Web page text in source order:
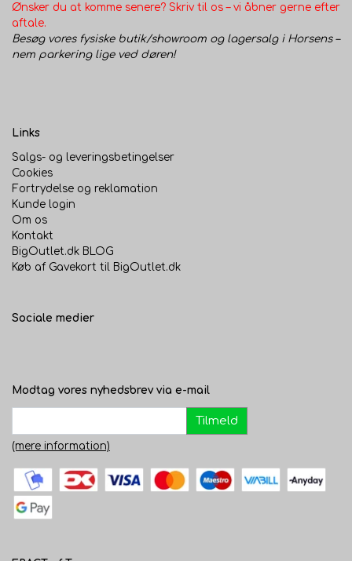
Ønsker du at komme senere? Skriv til os – vi åbner gerne efter
aftale.
Besøg vores fysiske butik/showroom og lagersalg i Horsens –
nem parkering lige ved døren!
Links
Salgs- og leveringsbetingelser
Cookies
Fortrydelse og reklamation
Kunde login
Om os
Kontakt
BigOutlet.dk BLOG
Køb af Gavekort til BigOutlet.dk
Sociale medier
Modtag vores nyhedsbrev via e-mail
Tilmeld
(mere information)